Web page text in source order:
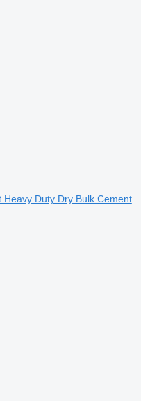
Heavy Duty Dry Bulk Cement